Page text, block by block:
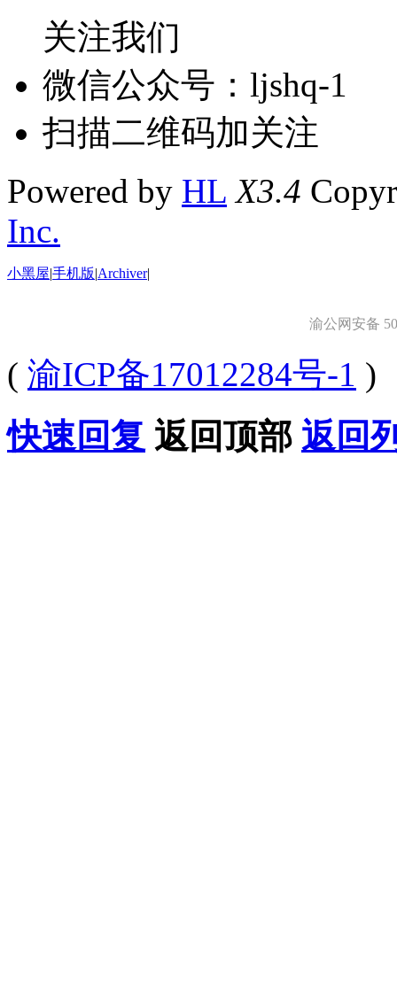
关注我们
微信公众号：ljshq-1
扫描二维码加关注
Powered by HL X3.4
Inc.
小黑屋|手机版|Archiver|
渝公网安备
( 渝ICP备17012284号-1 )
快速回复 返回顶部 返回